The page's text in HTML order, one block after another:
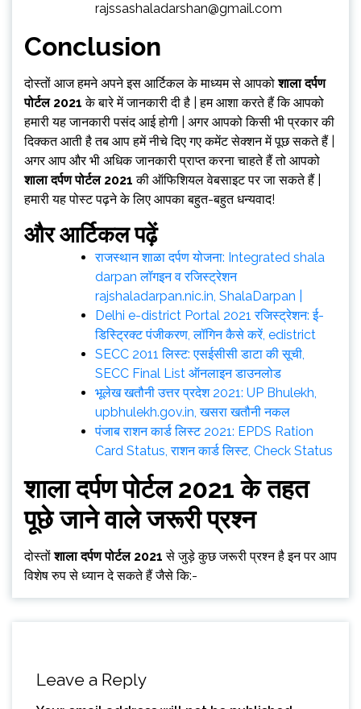
rajssashaladarshan@gmail.com
Conclusion
दोस्तों आज हमने अपने इस आर्टिकल के माध्यम से आपकोशाला दर्पण
पोर्टल 2021 के बारे में जानकारी दी है | हम आशा करते हैं कि आपको
हमारी यह जानकारी पसंद आई होगी | अगर आपको किसी भी प्रकार की
दिक्कत आती है तब आप हमें नीचे दिए गए कमेंट सेक्शन में पूछ सकते हैं |
अगर आप और भी अधिक जानकारी प्राप्त करना चाहते हैं तो आपको
शाला दर्पण पोर्टल 2021 की ऑफिशियल वेबसाइट पर जा सकते हैं |
हमारी यह पोस्ट पढ़ने के लिए आपका बहुत-बहुत धन्यवाद!
और आर्टिकल पढ़ें
राजस्थान शाळा दर्पण योजना: Integrated shala
darpan लॉगइन व रजिस्ट्रेशन
rajshaladarpan.nic.in, ShalaDarpan |
Delhi e-district Portal 2021 रजिस्ट्रेशन: ई-
डिस्ट्रिक्ट पंजीकरण, लॉगिन कैसे करें, edistrict
SECC 2011 लिस्ट: एसईसीसी डाटा की सूची,
SECC Final List ऑनलाइन डाउनलोड
भूलेख खतौनी उत्तर प्रदेश 2021: UP Bhulekh,
upbhulekh.gov.in, खसरा खतौनी नकल
पंजाब राशन कार्ड लिस्ट 2021: EPDS Ration
Card Status, राशन कार्ड लिस्ट, Check Status
शाला दर्पण पोर्टल2021 के तहत
पूछे जाने वाले जरूरी प्रश्न
दोस्तोंशाला दर्पण पोर्टल2021 से जुड़े कुछ जरूरी प्रश्न है इन पर आप
विशेष रुप से ध्यान दे सकते हैं जैसे कि:-
Leave a Reply